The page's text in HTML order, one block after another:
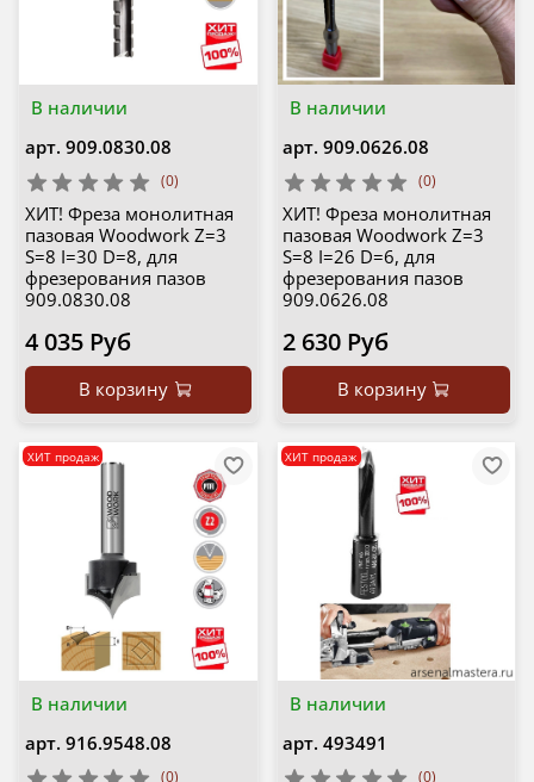
В наличии
арт. 909.0830.08
(0)
ХИТ! Фреза монолитная
пазовая Woodwork Z=3
S=8 I=30 D=8, для
фрезерования пазов
909.0830.08
4 035 Руб
В корзину
В наличии
арт. 909.0626.08
(0)
ХИТ! Фреза монолитная
пазовая Woodwork Z=3
S=8 I=26 D=6, для
фрезерования пазов
909.0626.08
2 630 Руб
В корзину
В наличии
ХИТ продаж
арт. 916.9548.08
(0)
В наличии
ХИТ продаж
арт. 493491
(0)